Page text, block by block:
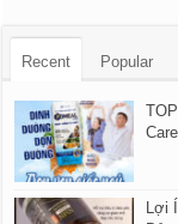
Recent Popular
Lợi